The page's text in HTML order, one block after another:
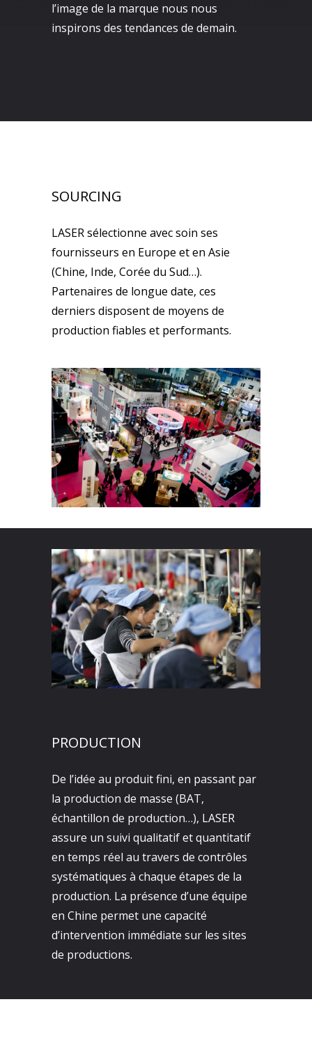
l’image de la marque nous nous
inspirons des tendances de demain.
SOURCING
LASER sélectionne avec soin ses
fournisseurs en Europe et en Asie
(Chine, Inde, Corée du Sud…).
Partenaires de longue date, ces
derniers disposent de moyens de
production fiables et performants.
PRODUCTION
De l’idée au produit fini, en passant par
la production de masse (BAT,
échantillon de production…), LASER
assure un suivi qualitatif et quantitatif
en temps réel au travers de contrôles
systématiques à chaque étapes de la
production. La présence d’une équipe
en Chine permet une capacité
d’intervention immédiate sur les sites
de productions.